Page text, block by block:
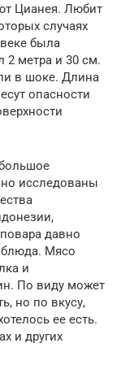
Цианея. Любит
случаях
была
2 метра и 30 см.
в шоке. Длина
опасности
исследованы
давно
блюда. Мясо
и
По виду может
но по вкусу,
ее есть.
и других